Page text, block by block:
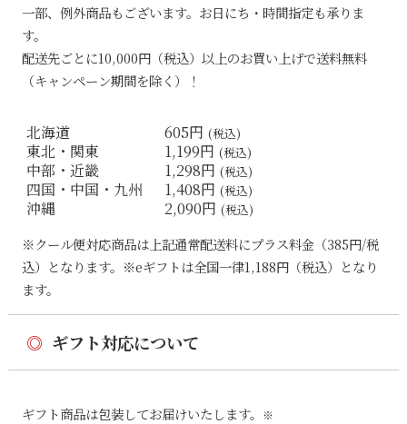
一部、例外商品もございます。お日にち・時間指定も承りま
す。
配送先ごとに10,000円（税込）以上のお買い上げで送料無料
（キャンペーン期間を除く）！
北海道 605円 (税込)
東北・関東 1,199円 (税込)
中部・近畿 1,298円 (税込)
四国・中国・九州 1,408円 (税込)
沖縄 2,090円 (税込)
※クール便対応商品は上記通常配送料にプラス料金（385円/税
込）となります。※eギフトは全国一律1,188円（税込）となり
ます。
◎ ギフト対応について
ギフト商品は包装してお届けいたします。 ※